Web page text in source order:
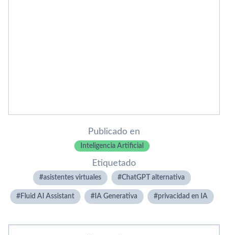
Publicado en
Inteligencia Artificial
Etiquetado
asistentes virtuales ChatGPT alternativa
Fluid AI Assistant IA Generativa privacidad en IA